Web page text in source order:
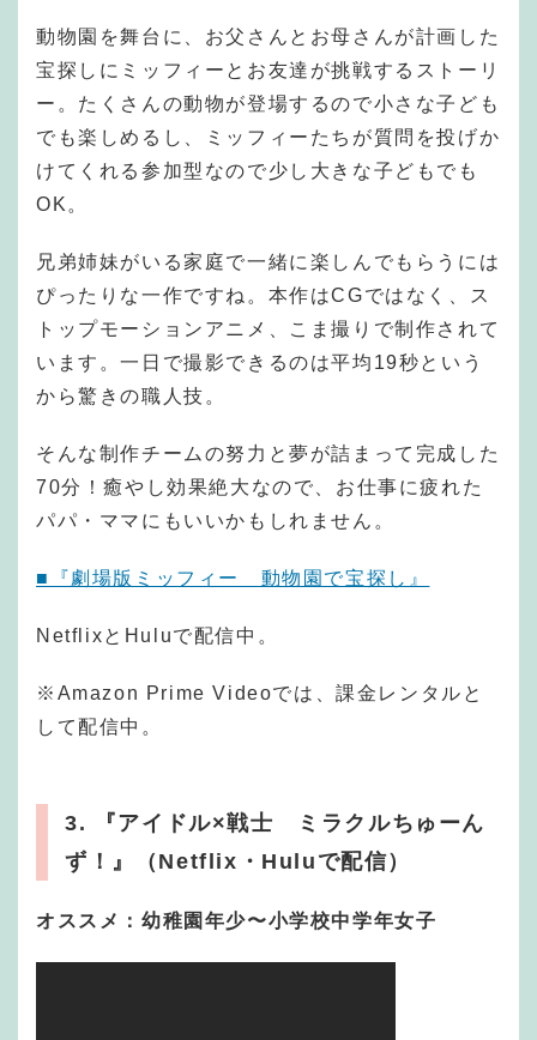
動物園を舞台に、お父さんとお母さんが計画した
宝探しにミッフィーとお友達が挑戦するストーリ
ー。たくさんの動物が登場するので小さな子ども
でも楽しめるし、ミッフィーたちが質問を投げか
けてくれる参加型なので少し大きな子どもでも
OK。
兄弟姉妹がいる家庭で一緒に楽しんでもらうには
ぴったりな一作ですね。本作はCGではなく、ス
トップモーションアニメ、こま撮りで制作されて
います。一日で撮影できるのは平均19秒という
から驚きの職人技。
そんな制作チームの努力と夢が詰まって完成した
70分！癒やし効果絶大なので、お仕事に疲れた
パパ・ママにもいいかもしれません。
■『劇場版ミッフィー 動物園で宝探し』
NetflixとHuluで配信中。
※Amazon Prime Videoでは、課金レンタルと
して配信中。
3. 『アイドル×戦士 ミラクルちゅーん
ず！』（Netflix・Huluで配信）
オススメ：幼稚園年少〜小学校中学年女子